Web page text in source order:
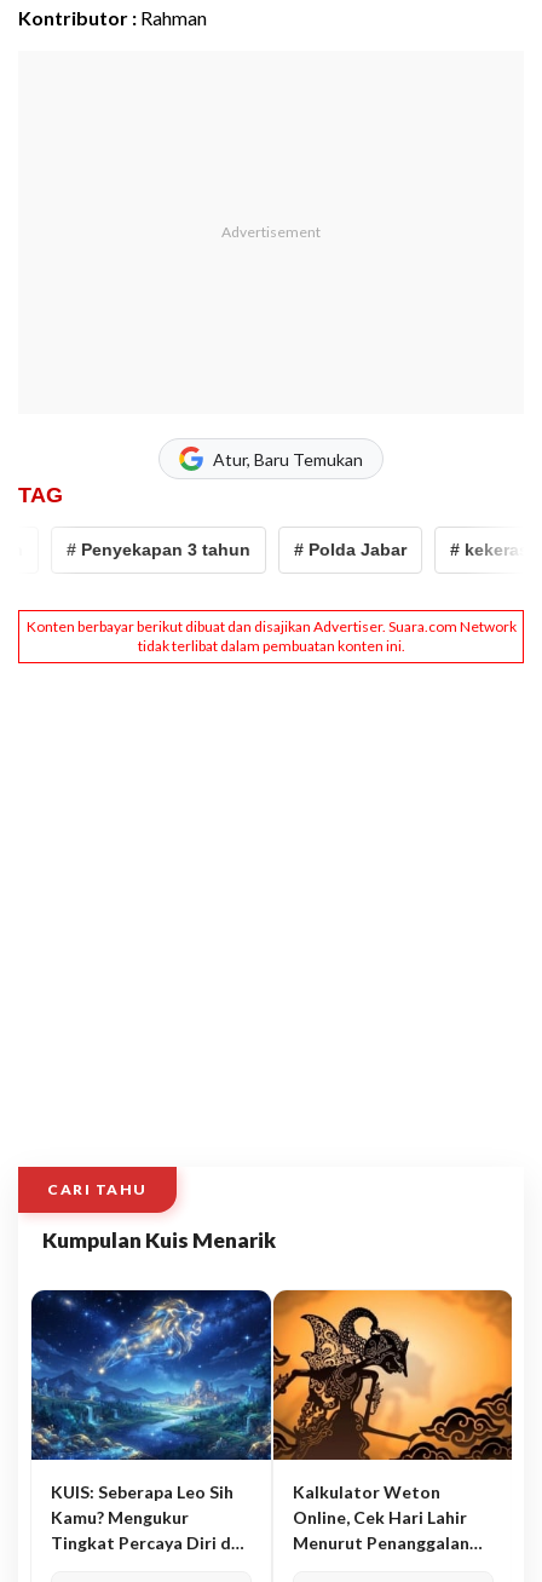
Kontributor : Rahman
Atur, Baru Temukan
TAG
# Penyekapan 3 tahun # Polda Jabar # kekerasan
CARI TAHU
Kumpulan Kuis Menarik
KUIS: Seberapa Leo Sih
Kamu? Mengukur
Tingkat Percaya Diri dan
Kalkulator Weton
Online, Cek Hari Lahir
Menurut Penanggalan